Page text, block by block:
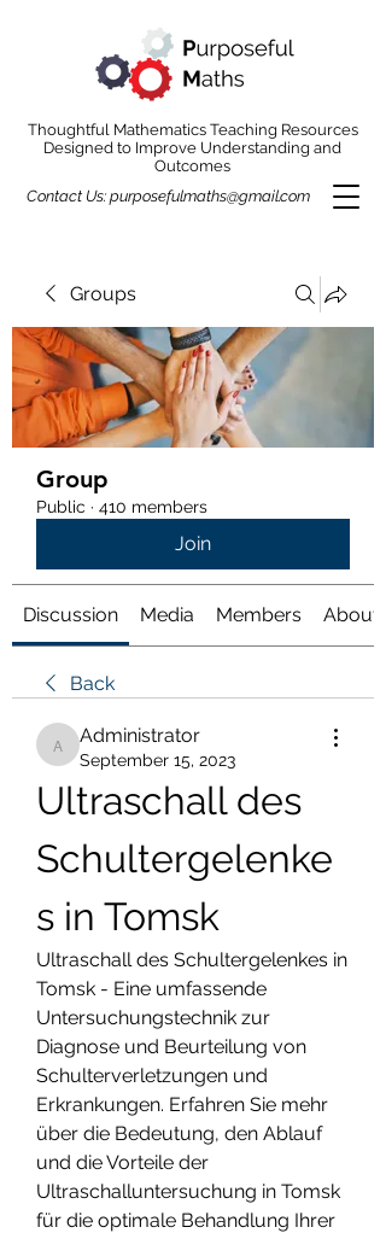
Thoughtful Mathematics Teaching Resources
Designed to Improve Understanding and
Outcomes
Contact Us: purposefulmaths@gmail.com
Groups
Group
Public · 410 members
Join
Discussion Media Members About
Back
Administrator
Administrator
September 15, 2023
Ultraschall des
Schultergelenke
s in Tomsk
Ultraschall des Schultergelenkes in
Tomsk - Eine umfassende
Untersuchungstechnik zur
Diagnose und Beurteilung von
Schulterverletzungen und
Erkrankungen. Erfahren Sie mehr
über die Bedeutung, den Ablauf
und die Vorteile der
Ultraschalluntersuchung in Tomsk
für die optimale Behandlung Ihrer